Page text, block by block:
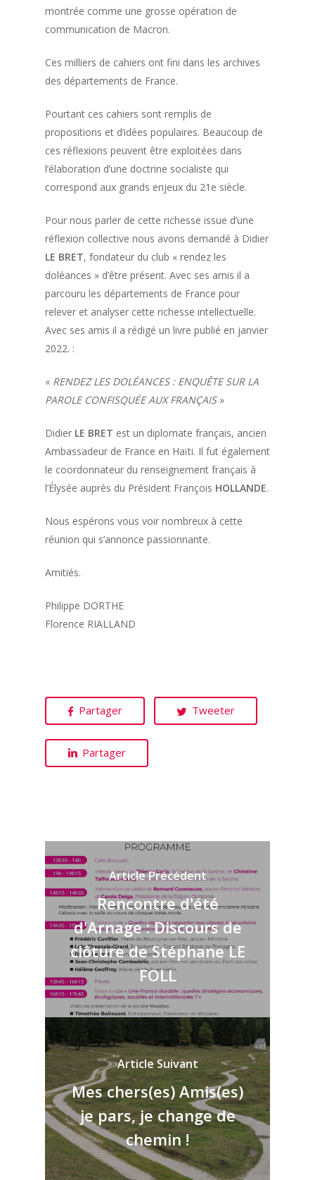
montrée comme une grosse opération de
communication de Macron.
Ces milliers de cahiers ont fini dans les archives
des départements de France.
Pourtant ces cahiers sont remplis de
propositions et d’idées populaires. Beaucoup de
ces réflexions peuvent être exploitées dans
l’élaboration d’une doctrine socialiste qui
correspond aux grands enjeux du 21e siècle.
Pour nous parler de cette richesse issue d’une
réflexion collective nous avons demandé à Didier
LE BRET, fondateur du club « rendez les
doléances » d’être présent. Avec ses amis il a
parcouru les départements de France pour
relever et analyser cette richesse intellectuelle.
Avec ses amis il a rédigé un livre publié en janvier
2022. :
« RENDEZ LES DOLÉANCES : ENQUÊTE SUR LA
PAROLE CONFISQUÉE AUX FRANÇAIS»
Didier LE BRET est un diplomate français, ancien
Ambassadeur de France en Haïti. Il fut également
le coordonnateur du renseignement français à
l’Élysée auprès du Président François HOLLANDE.
Nous espérons vous voir nombreux à cette
réunion qui s’annonce passionnante.
Amitiés.
Philippe DORTHE
Florence RIALLAND
Partager Tweeter
Partager
Article Précédent
Rencontre d'été
d'Arnage : Discours de
clôture de Stéphane LE
FOLL
Article Suivant
Mes chers(es) Amis(es)
je pars, je change de
chemin !